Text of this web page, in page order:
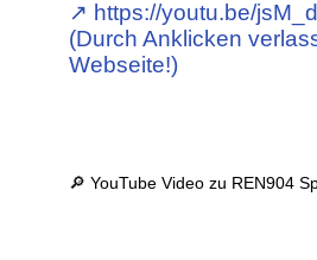
↗︎ https://youtu.be/
(Durch Anklicken
Webseite!)
🔎 YouTube Video zu REN904